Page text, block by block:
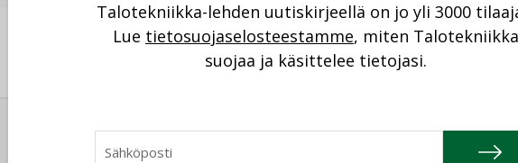
16.04.2026 20.01.2026
Talotekniikka-lehden uutiskirjeellä on jo yli 3000
Lue tietosuojaselosteestamme, miten Talotekniikka
suojaa ja käsittelee tietojasi.